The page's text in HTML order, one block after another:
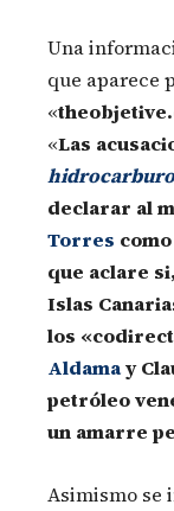
Una
que aparece
«
«Las
declarar al
Torres
que aclare
Islas
los
Aldamay
petróleo
un amarre
Asimismo se